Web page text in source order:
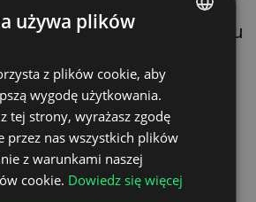
również, że po wybuchu
znacząco wzrósł import
LNG. Sprowadzony on
Stanów Zjednoczonych
Skroplony gaz
dwutlenku węgla i
w pełni ekologiczne.
ENGLISH
UKRAINIAN
używa plików
z plików cookie, aby
wygodę użytkowania.
tej strony, wyrażasz zgodę
przez nas wszystkich plików
z warunkami naszej
cookie. Dowiedz się więcej